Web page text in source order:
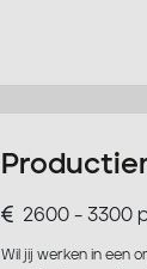
2600 - 3300
Wil jij werken in een